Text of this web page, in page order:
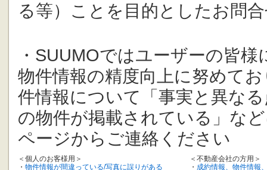
る等）ことを目的としたお問
・SUUMOではユーザーの皆
物件情報の精度向上に努めて
件情報について「事実と異な
の物件が掲載されている」な
ページからご連絡ください
＜個人のお客様用＞
・ 物件情報が間違っている/写真に誤りがある
＜不動産会社の方用＞
・ 成約情報、物件情報